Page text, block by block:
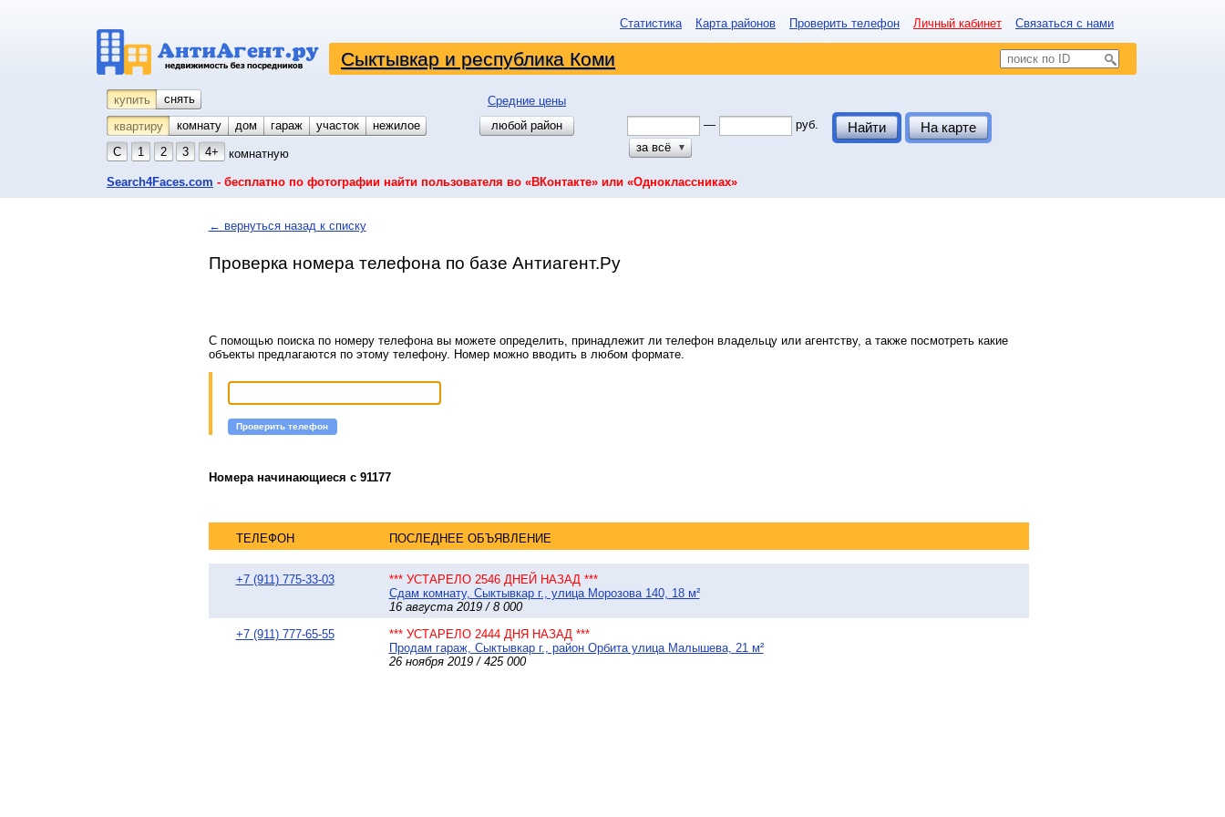
Статистика Карта районов Проверить телефон Личный кабинет Связаться с нами
Сыктывкар и республика Коми
купить снять
Средние цены
квартиру
комнату койко-место
дом гараж участок
нежилое
С
1 2 3 4+ комнатную
любой район —
руб.
за всё
▼
Найти На карте
Search4Faces.com - бесплатно по фотографии найти пользователя во «ВКонтакте» или «Одноклассниках»
← вернуться назад к списку
Проверка номера телефона по базе Антиагент.Ру
С помощью поиска по номеру телефона вы можете определить, принадлежит ли телефон владельцу или агентству, а также посмотреть какие
объекты предлагаются по этому телефону. Номер можно вводить в любом формате.
Проверить телефон
Номера начинающиеся с 91177
ТЕЛЕФОН ПОСЛЕДНЕЕ ОБЪЯВЛЕНИЕ
+7 (911) 775-33-03
*** УСТАРЕЛО 2546 ДНЕЙ НАЗАД ***
Сдам комнату, Сыктывкар г., улица Морозова 140, 18 м²
16 августа 2019 / 8 000
+7 (911) 777-65-55
*** УСТАРЕЛО 2444 ДНЯ НАЗАД ***
Продам гараж, Сыктывкар г., район Орбита улица Малышева, 21 м²
26 ноября 2019 / 425 000